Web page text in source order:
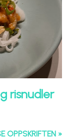
risnudler
OPPSKRIFTEN »